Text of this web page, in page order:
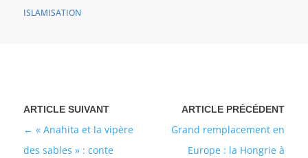
ISLAMISATION
Grand remplacement en
Europe : la Hongrie à
« Anahita et la vipère
des sables » : conte